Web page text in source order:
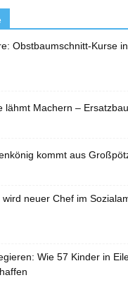
Obstbaumschnitt-Kurse
lähmt Machern –
kommt aus
neuer Chef im
Wie 57 Kinder in